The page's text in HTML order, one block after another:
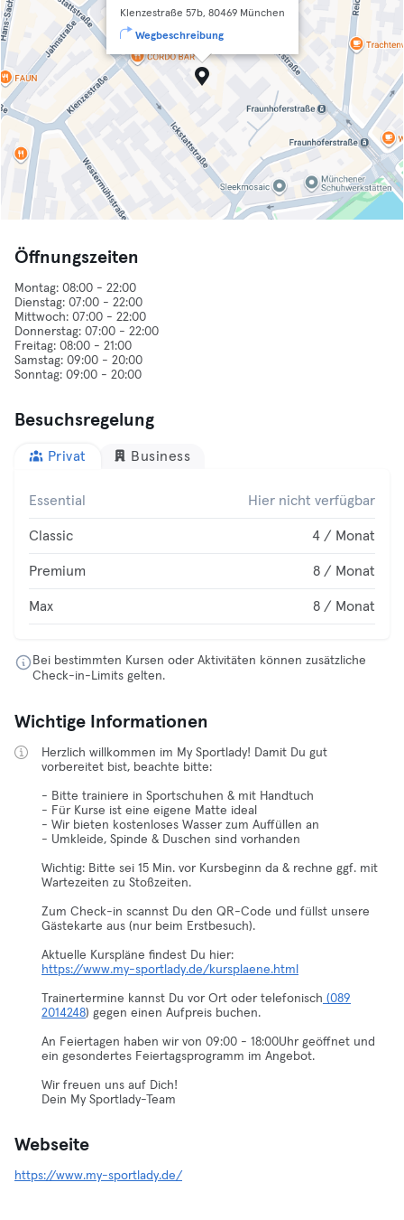
Klenzestraße 57b, 80469 München
Wegbeschreibung
Öffnungszeiten
Montag: 08:00 - 22:00
Dienstag: 07:00 - 22:00
Mittwoch: 07:00 - 22:00
Donnerstag: 07:00 - 22:00
Freitag: 08:00 - 21:00
Samstag: 09:00 - 20:00
Besuchsregelung
Privat Business
Essential Hier nicht verfügbar
Classic 4 / Monat
Premium 8 / Monat
Max 8 / Monat
Bei bestimmten Kursen oder Aktivitäten können zusätzliche
Check-in-Limits gelten.
Wichtige Informationen
Herzlich willkommen im My Sportlady! Damit Du gut
vorbereitet bist, beachte bitte:
- Bitte trainiere in Sportschuhen & mit Handtuch
- Für Kurse ist eine eigene Matte ideal
- Wir bieten kostenloses Wasser zum Auffüllen an
- Umkleide, Spinde & Duschen sind vorhanden
Wichtig: Bitte sei 15 Min. vor Kursbeginn da & rechne ggf. mit
Wartezeiten zu Stoßzeiten.
Zum Check-in scannst Du den QR-Code und füllst unsere
Gästekarte aus (nur beim Erstbesuch).
https://www.my-sportlady.de/kursplaene.html
Trainertermine kannst Du vor Ort oder telefonisch (089
2014248) gegen einen Aufpreis buchen.
An Feiertagen haben wir von 09:00 - 18:00Uhr geöffnet und
ein gesondertes Feiertagsprogramm im Angebot.
Wir freuen uns auf Dich!
Dein My Sportlady-Team
Webseite
https://www.my-sportlady.de/